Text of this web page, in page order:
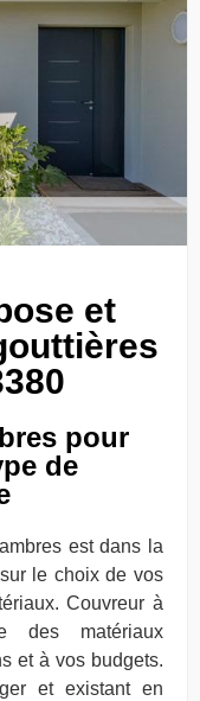
et
pour
de
est dans la
le choix de vos
Couvreur à
des matériaux
et à vos budgets.
et existant en